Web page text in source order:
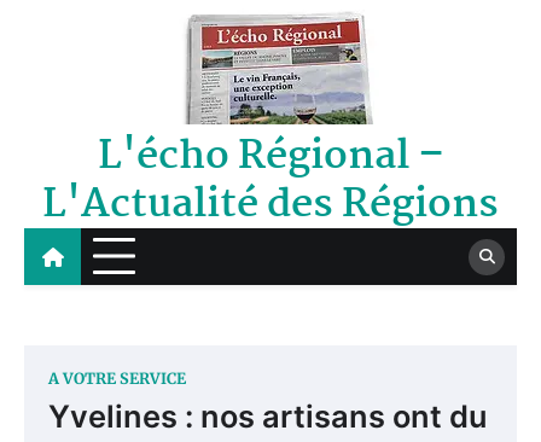
L'écho Régional –
L'Actualité des Régions
A VOTRE SERVICE
Yvelines : nos artisans ont du